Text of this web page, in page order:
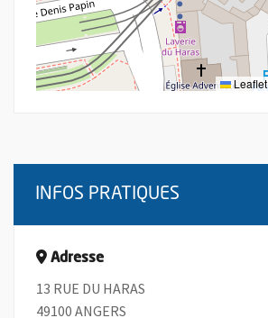
Leaflet
INFOS PRATIQUES
Adresse
13 RUE DU HARAS
49100 ANGERS